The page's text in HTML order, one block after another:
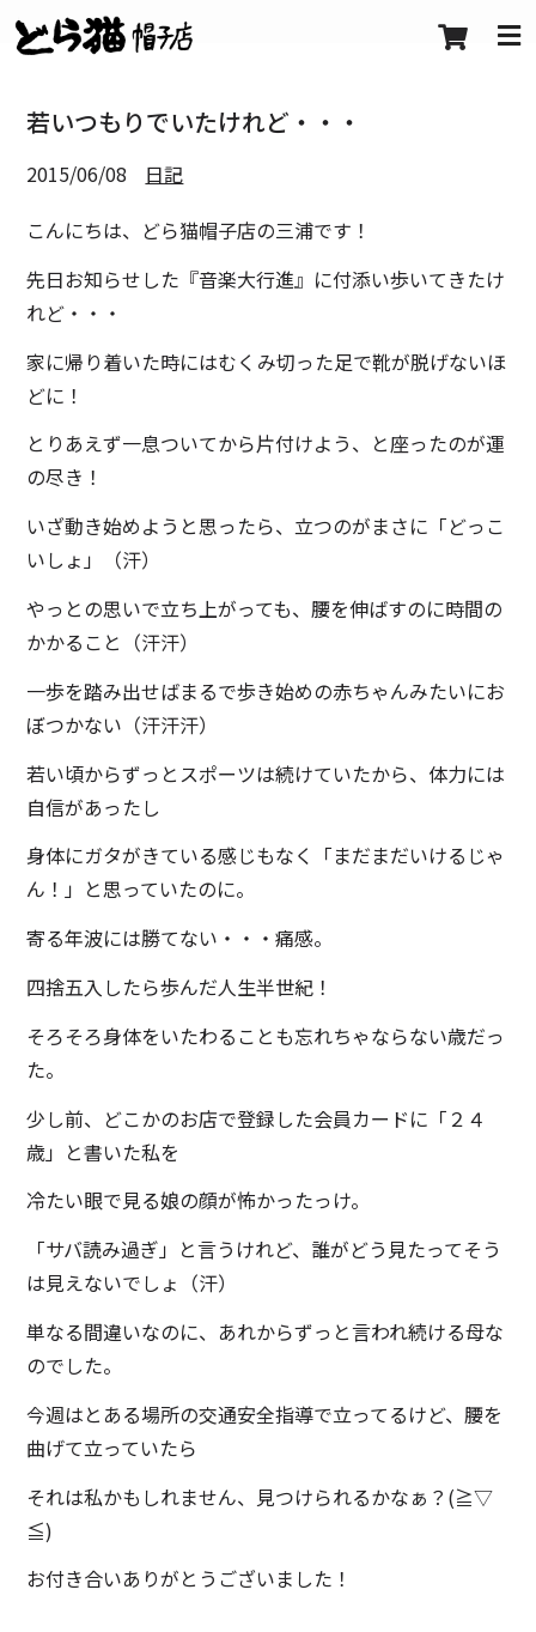
若いつもりでいたけれど・・・
2015/06/08
日記
こんにちは、どら猫帽子店の三浦です！
先日お知らせした『音楽大行進』に付添い歩いてきたけ
れど・・・
家に帰り着いた時にはむくみ切った足で靴が脱げないほ
どに！
とりあえず一息ついてから片付けよう、と座ったのが運
の尽き！
いざ動き始めようと思ったら、立つのがまさに「どっこ
いしょ」（汗）
やっとの思いで立ち上がっても、腰を伸ばすのに時間の
かかること（汗汗）
一歩を踏み出せばまるで歩き始めの赤ちゃんみたいにお
ぼつかない（汗汗汗）
若い頃からずっとスポーツは続けていたから、体力には
自信があったし
身体にガタがきている感じもなく「まだまだいけるじゃ
ん！」と思っていたのに。
寄る年波には勝てない・・・痛感。
四捨五入したら歩んだ人生半世紀！
そろそろ身体をいたわることも忘れちゃならない歳だっ
た。
少し前、どこかのお店で登録した会員カードに「２４
歳」と書いた私を
冷たい眼で見る娘の顔が怖かったっけ。
「サバ読み過ぎ」と言うけれど、誰がどう見たってそう
は見えないでしょ（汗）
単なる間違いなのに、あれからずっと言われ続ける母な
のでした。
今週はとある場所の交通安全指導で立ってるけど、腰を
曲げて立っていたら
それは私かもしれません、見つけられるかなぁ？(≧▽
≦)
お付き合いありがとうございました！